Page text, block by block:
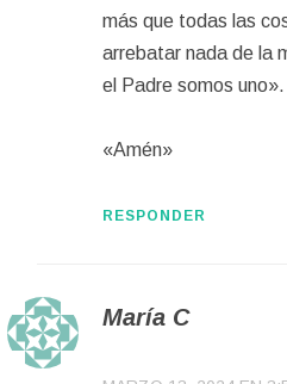
más que todas las
arrebatar nada de la
el Padre somos uno».
«Amén»
RESPONDER
María C